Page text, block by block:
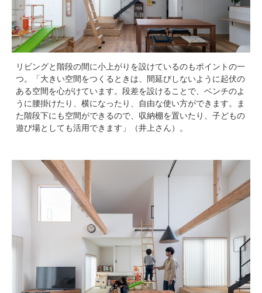
リビングと階段の間に小上がりを設けているのもポイントの一
つ。「大きい空間をつくるときは、間延びしないように起伏の
ある空間を心がけています。段差を設けることで、ベンチのよ
うに腰掛けたり、横になったり、自由な使い方ができます。ま
た階段下にも空間ができるので、収納棚を置いたり、子どもの
遊び場としても活用できます」（井上さん）。